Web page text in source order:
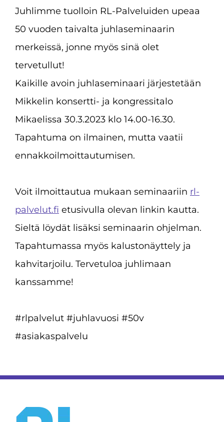
Juhlimme tuolloin RL-Palveluiden upeaa
50 vuoden taivalta juhlaseminaarin
merkeissä, jonne myös sinä olet
tervetullut!
Kaikille avoin juhlaseminaari järjestetään
Mikkelin konsertti- ja kongressitalo
Mikaelissa 30.3.2023 klo 14.00-16.30.
Tapahtuma on ilmainen, mutta vaatii
ennakkoilmoittautumisen.
Voit ilmoittautua mukaan seminaariin rl-
palvelut.fi etusivulla olevan linkin kautta.
Sieltä löydät lisäksi seminaarin ohjelman.
Tapahtumassa myös kalustonäyttely ja
kahvitarjoilu. Tervetuloa juhlimaan
kanssamme!
#rlpalvelut #juhlavuosi #50v
#asiakaspalvelu